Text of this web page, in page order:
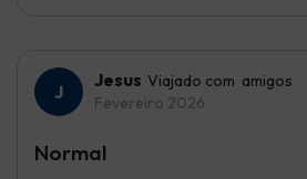
Jesus Viajado com amigos
Fevereiro 2026
Normal